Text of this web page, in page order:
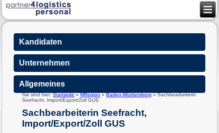
Kandidaten
Unternehmen
Allgemeines
Sie sind hier:Startseite » MRegion » Baden-Württemberg »Sachbearbeiterin
Seefracht, Import/Export/Zoll GUS
Sachbearbeiterin Seefracht,
Import/Export/Zoll GUS